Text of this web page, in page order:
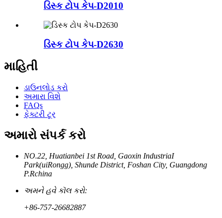
ડિસ્ક ટોપ કેપ-D2010
ડિસ્ક ટોપ કેપ-D2630
માહિતી
ડાઉનલોડ કરો
અમારા વિશે
FAQs
ફેક્ટરી ટૂર
અમારો સંપર્ક કરો
NO.22, Huatianbei 1st Road, Gaoxin IndustriaI
Park(uiRongg), Shunde District, Foshan City, Guangdong
P.Rchina
અમને હવે કૉલ કરો:
+86-757-26682887